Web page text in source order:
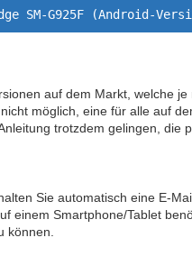
SM-G925F (Android-
auf dem Markt, welche
möglich, eine für alle auf
trotzdem gelingen, die
Sie automatisch eine E-
einem Smartphone/Tablet
können.